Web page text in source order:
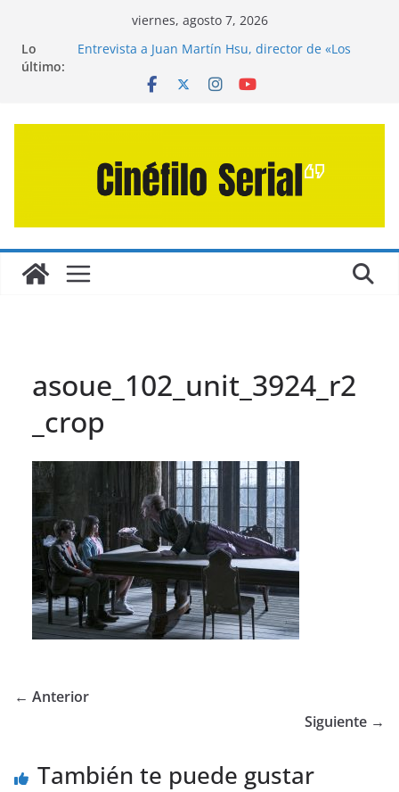
contenido
viernes, agosto 7, 2026
Lo
último:
Entrevista a Juan Martín Hsu, director de «Los
Crítica de «El Día D: Bajo Presión» de Anthony
Crítica de «Engendro» de Hanna Bergholm (2026)
Crítica de «La Odisea» de Christopher Nolan
(2026)
asoue_102_unit_3924_r2
_crop
← Anterior
Siguiente →
También te puede gustar